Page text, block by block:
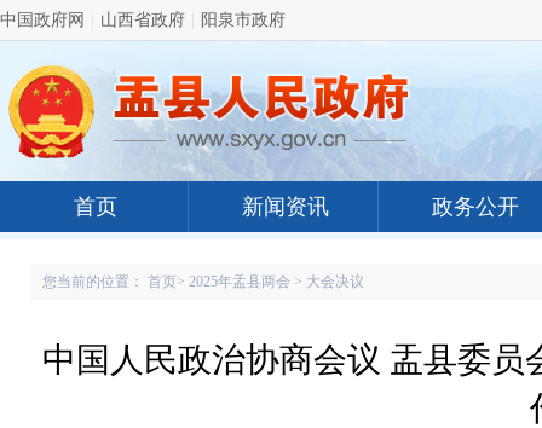
中国政府网 山西省政府 阳泉市政府
首页 新闻资讯 政务公开
您当前的位置： 首页> 2025年盂县两会 > 大会决议
中国人民政治协商会议 盂县委